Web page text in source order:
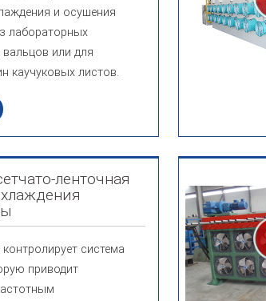
и осушения
лабораторных
или для
каучуковых листов.
ленточная
система
приводит